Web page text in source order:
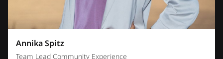
Annika Spitz
Team Lead Community Experience